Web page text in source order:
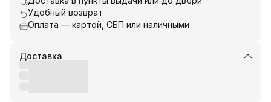
Удобный возврат
Оплата — картой, СБП или наличными
Доставка